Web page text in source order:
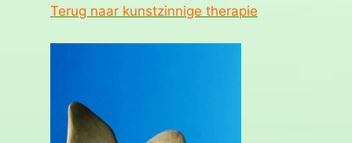
Terug naar kunstzinnige therapie